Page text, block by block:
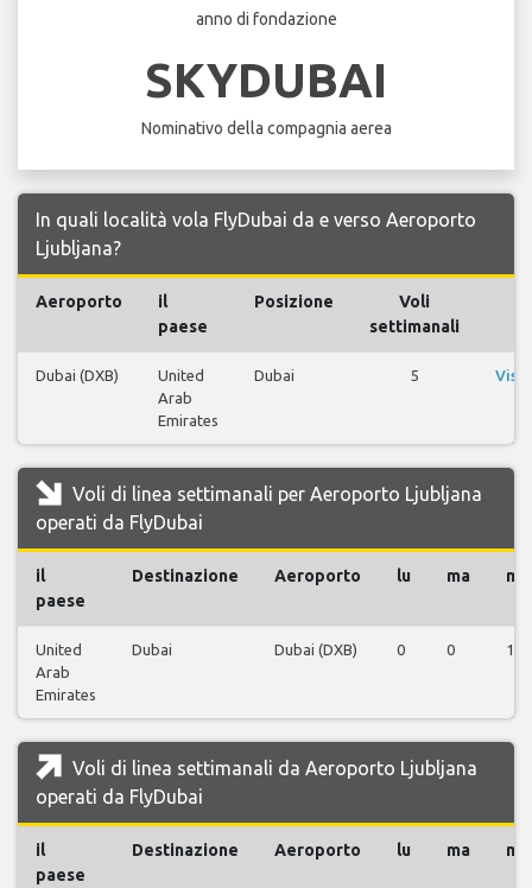
anno di fondazione
SKYDUBAI
Nominativo della compagnia aerea
In quali località vola FlyDubai da e verso Aeroporto
Ljubljana?
Aeroporto
il
paese
Posizione
Voli
settimanali
Dubai (DXB)
United
Arab
Emirates
Dubai 5
Voli di linea settimanali per Aeroporto Ljubljana
operati da FlyDubai
il
paese
Destinazione Aeroporto lu ma me
United
Arab
Emirates
Dubai Dubai (DXB) 0 0 1
Voli di linea settimanali da Aeroporto Ljubljana
operati da FlyDubai
il
paese
Destinazione Aeroporto lu ma me